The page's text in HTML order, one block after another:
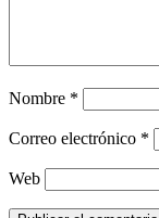
Nombre *
Correo electrónico *
Web